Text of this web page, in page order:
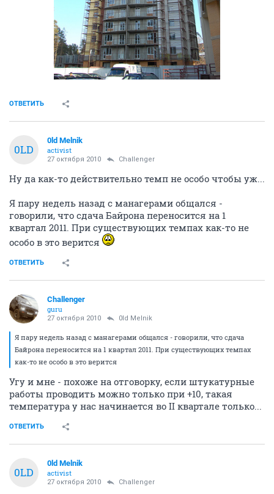
ОТВЕТИТЬ
0LD
0ld Melnik
activist
27 октября 2010 Challenger
Ну да как-то действительно темп не особо чтобы уж...
Я пару недель назад с манагерами общался -
говорили, что сдача Байрона переносится на 1
квартал 2011. При существующих темпах как-то не
особо в это верится
ОТВЕТИТЬ
Challenger
guru
27 октября 2010 0ld Melnik
Я пару недель назад с манагерами общался - говорили, что сдача
Байрона переносится на 1 квартал 2011. При существующих темпах
как-то не особо в это верится
Угу и мне - похоже на отговорку, если штукатурные
работы проводить можно только при +10, такая
температура у нас начинается во II квартале только...
ОТВЕТИТЬ
0LD
0ld Melnik
activist
27 октября 2010 Challenger